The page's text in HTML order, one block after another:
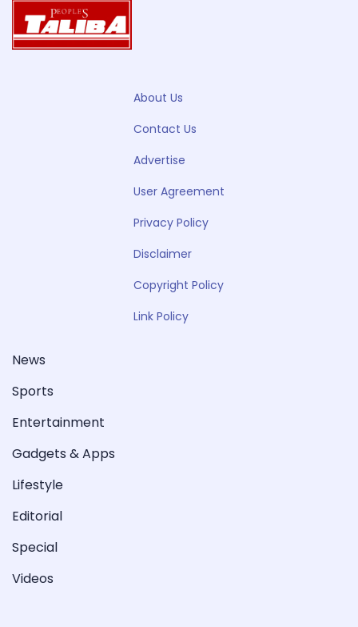
About Us
Contact Us
Advertise
User Agreement
Privacy Policy
Disclaimer
Copyright Policy
Link Policy
News
Sports
Entertainment
Gadgets & Apps
Lifestyle
Editorial
Special
Videos